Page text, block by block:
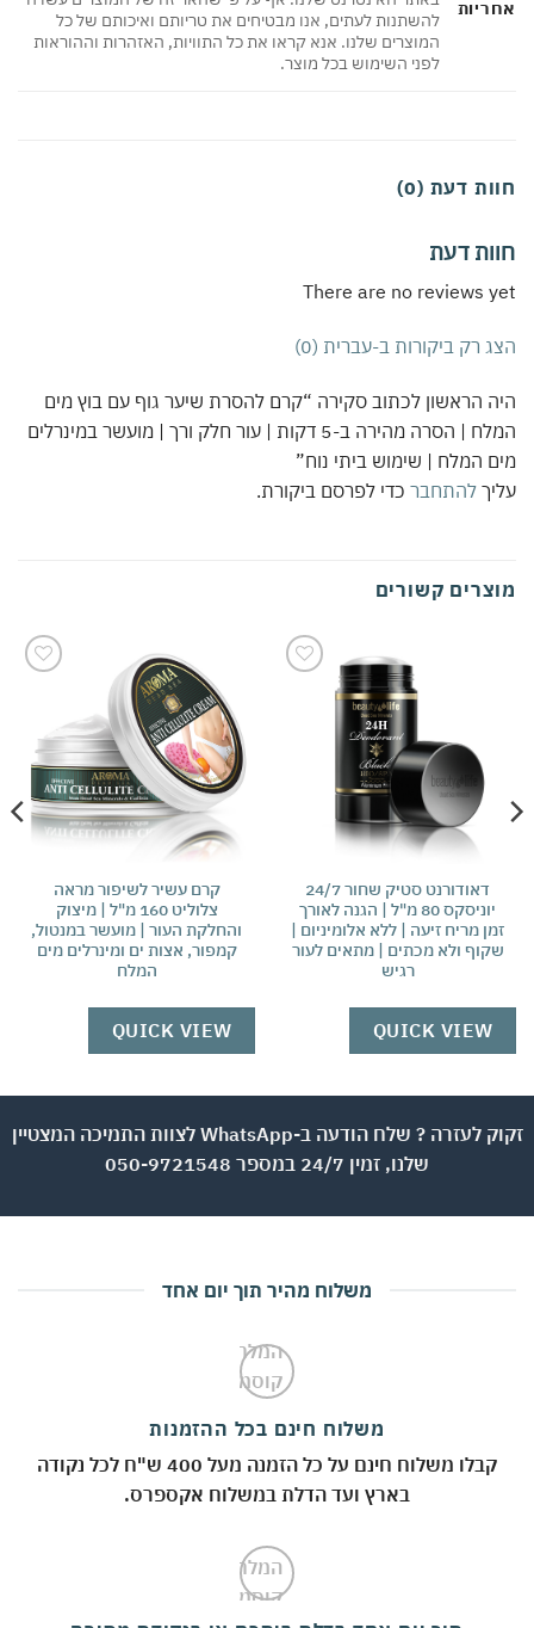
אחריות
להשתנות לעתים, אנו מבטיחים את טריותם ואיכותם של כל
המוצרים שלנו. אנא קראו את כל התוויות, האזהרות וההוראות
לפני השימוש בכל מוצר.
חוות דעת (0)
חוות דעת
There are no reviews yet
הצג רק ביקורות ב-עברית (0)
היה הראשון לכתוב סקירה “קרם להסרת שיער גוף עם בוץ מים
המלח | הסרה מהירה ב-5 דקות | עור חלק ורך | מועשר במינרלים
מים המלח | שימוש ביתי נוח”
עליך להתחבר כדי לפרסם ביקורת.
מוצרים קשורים
דאודורנט סטיק שחור 24/7
יוניסקס 80 מ"ל | הגנה לאורך
זמן מריח זיעה | ללא אלומיניום |
שקוף ולא מכתים | מתאים לעור
רגיש
QUICK VIEW
קרם עשיר לשיפור מראה
צלוליט 160 מ"ל | מיצוק
והחלקת העור | מועשר במנטול,
קמפור, אצות ים ומינרלים מים
המלח
QUICK VIEW
זקוק לעזרה ? שלח הודעה ב-WhatsApp לצוות התמיכה המצטיין
שלנו, זמין 24/7 במספר 050-9721548
משלוח מהיר תוך יום אחד
משלוח חינם בכל ההזמנות
קבלו משלוח חינם על כל הזמנה מעל 400 ש"ח לכל נקודה
בארץ ועד הדלת במשלוח אקספרס.